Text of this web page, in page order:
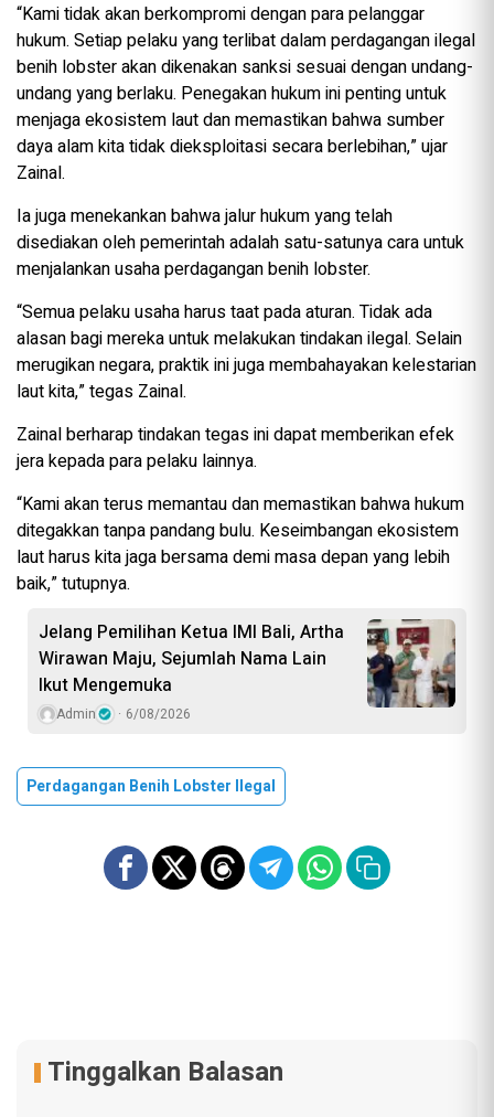
“Kami tidak akan berkompromi dengan para pelanggar
hukum. Setiap pelaku yang terlibat dalam perdagangan ilegal
benih lobster akan dikenakan sanksi sesuai dengan undang-
undang yang berlaku. Penegakan hukum ini penting untuk
menjaga ekosistem laut dan memastikan bahwa sumber
daya alam kita tidak dieksploitasi secara berlebihan,” ujar
Zainal.
Ia juga menekankan bahwa jalur hukum yang telah
disediakan oleh pemerintah adalah satu-satunya cara untuk
menjalankan usaha perdagangan benih lobster.
“Semua pelaku usaha harus taat pada aturan. Tidak ada
alasan bagi mereka untuk melakukan tindakan ilegal. Selain
merugikan negara, praktik ini juga membahayakan kelestarian
laut kita,” tegas Zainal.
Zainal berharap tindakan tegas ini dapat memberikan efek
jera kepada para pelaku lainnya.
“Kami akan terus memantau dan memastikan bahwa hukum
ditegakkan tanpa pandang bulu. Keseimbangan ekosistem
laut harus kita jaga bersama demi masa depan yang lebih
baik,” tutupnya.
Jelang Pemilihan Ketua IMI Bali, Artha
Wirawan Maju, Sejumlah Nama Lain
Ikut Mengemuka
Admin 6/08/2026
Perdagangan Benih Lobster Ilegal
Tinggalkan Balasan